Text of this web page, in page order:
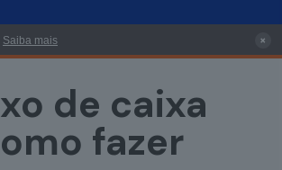
Saiba mais ×
de caixa
fazer